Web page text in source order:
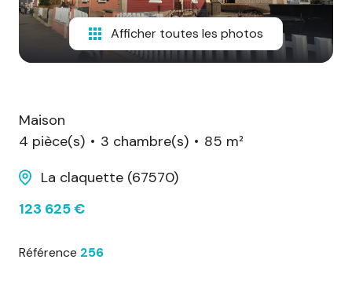
nous
contacter
Afficher toutes les photos
Maison
4 pièce(s)
3 chambre(s)
85 m²
La claquette (67570)
123 625 €
Référence 256